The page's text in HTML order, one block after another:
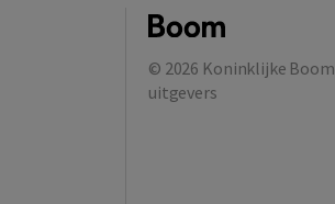
© 2026 Koninklijke Boom
uitgevers